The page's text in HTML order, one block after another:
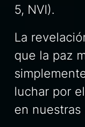
5, NVI).
La
que la paz
luchar por
en nuestras